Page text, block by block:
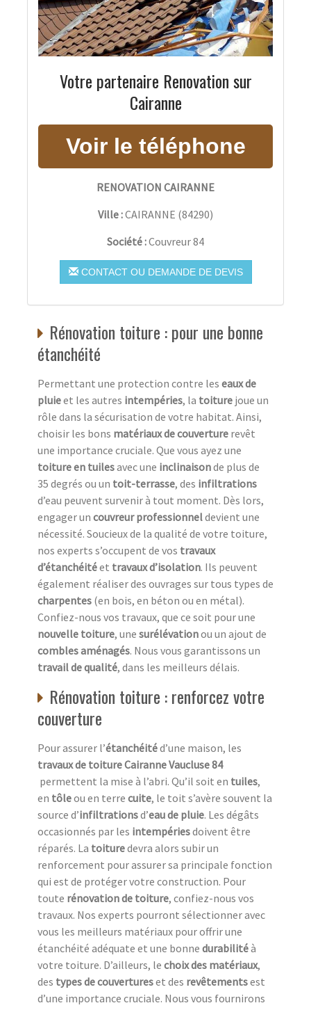
Votre partenaire Renovation sur
Cairanne
RENOVATION CAIRANNE
Ville :CAIRANNE (84290)
Société :Couvreur 84
CONTACT OU DEMANDE DE DEVIS
Rénovation toiture : pour une bonne
étanchéité
Permettant une protection contre les eaux de
pluieet les autres intempéries, la toiture joue un
rôle dans la sécurisation de votre habitat. Ainsi,
choisir les bons matériaux de couverture revêt
une importance cruciale. Que vous ayez une
toiture en tuilesavec une inclinaisonde plus de
35 degrés ou un toit-terrasse, des infiltrations
d’eau peuvent survenir à tout moment. Dès lors,
engager un couvreur professionneldevient une
nécessité. Soucieux de la qualité de votre toiture,
nos experts s’occupent de vos travaux
d’étanchéitéet travaux d’isolation. Ils peuvent
également réaliser des ouvrages sur tous types de
charpentes (en bois, en béton ou en métal).
Confiez-nous vos travaux, que ce soit pour une
nouvelle toiture, une surélévationou un ajout de
combles aménagés. Nous vous garantissons un
travail de qualité, dans les meilleurs délais.
Rénovation toiture : renforcez votre
couverture
Pour assurer l’étanchéitéd’une maison, les
travaux de toitureCairanne Vaucluse 84
permettent la mise à l’abri. Qu’il soit en tuiles,
en tôleou en terre cuite, le toit s’avère souvent la
source d’infiltrationsd’eau de pluie. Les dégâts
occasionnés par les intempériesdoivent être
réparés. La toituredevra alors subir un
renforcement pour assurer sa principale fonction
qui est de protéger votre construction. Pour
toute rénovation de toiture, confiez-nous vos
travaux. Nos experts pourront sélectionner avec
vous les meilleurs matériaux pour offrir une
étanchéité adéquate et une bonne durabilitéà
votre toiture. D’ailleurs, le choix des matériaux,
des types de couvertureset des revêtementsest
d’une importance cruciale. Nous vous fournirons